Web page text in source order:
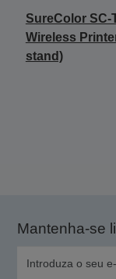
SureColor SC-
Wireless
stand)
Mantenha-se